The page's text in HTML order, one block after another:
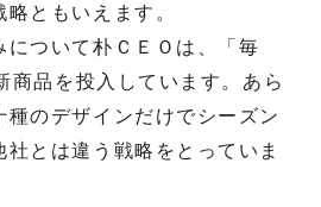
ともいえます。
ついて朴ＣＥＯは、「毎
商品を投入しています。あら
種のデザインだけでシーズン
とは違う戦略をとっていま